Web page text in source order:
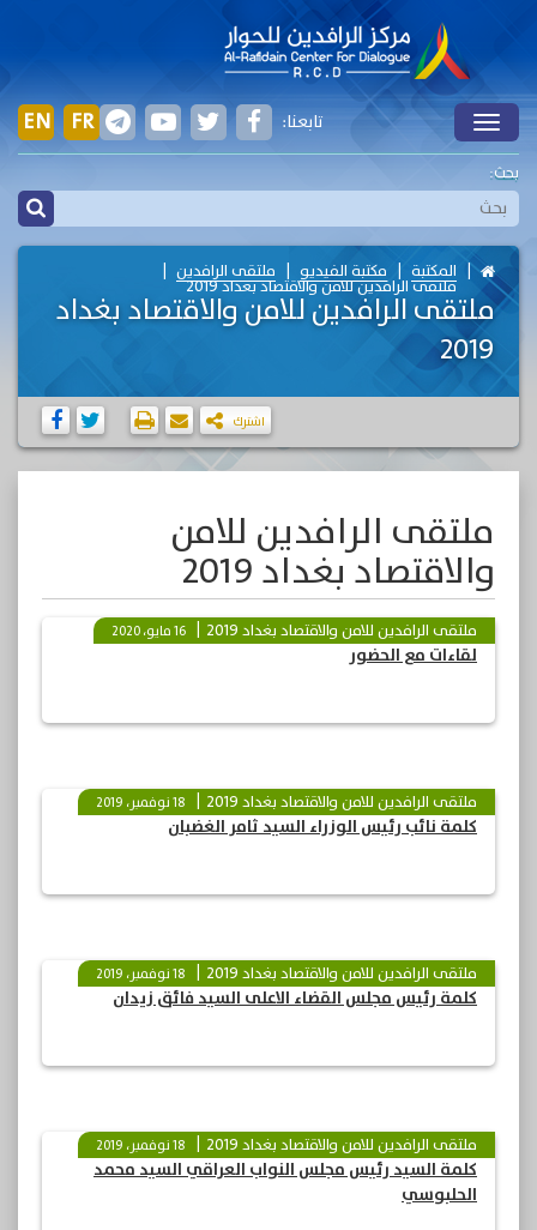
Toggle
EN FR تابعنا:
بحث:
المكتبة مكتبة الفيديو ملتقى الرافدين
ملتقى الرافدين للامن والاقتصاد بغداد 2019
ملتقى الرافدين للامن والاقتصاد بغداد
2019
اشترك
ملتقى الرافدين للامن
والاقتصاد بغداد 2019
ملتقى الرافدين للامن والاقتصاد بغداد 2019 16 مايو، 2020
لقاءات مع الحضور
ملتقى الرافدين للامن والاقتصاد بغداد 2019 18 نوفمبر، 2019
كلمة نائب رئيس الوزراء السيد ثامر الغضبان
ملتقى الرافدين للامن والاقتصاد بغداد 2019 18 نوفمبر، 2019
كلمة رئيس مجلس القضاء الاعلى السيد فائق زيدان
ملتقى الرافدين للامن والاقتصاد بغداد 2019 18 نوفمبر، 2019
كلمة السيد رئيس مجلس النواب العراقي السيد محمد
الحلبوسي